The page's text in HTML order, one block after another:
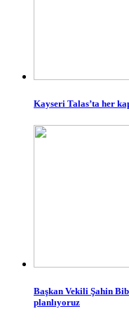
Kayseri Talas’ta her
Başkan Vekili Şahin
planlıyoruz